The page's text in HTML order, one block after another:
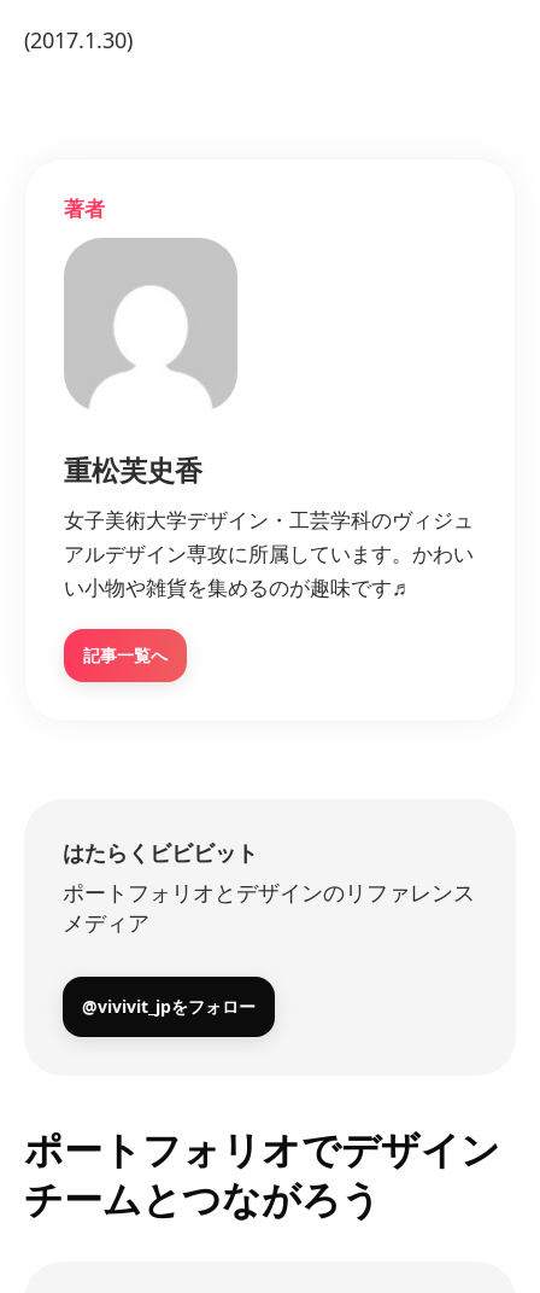
(2017.1.30)
著者
重松芙史香
女子美術大学デザイン・工芸学科のヴィジュ
アルデザイン専攻に所属しています。かわい
い小物や雑貨を集めるのが趣味です♬
記事一覧へ
はたらくビビビット
ポートフォリオとデザインのリファレンス
メディア
@vivivit_jpをフォロー
ポートフォリオでデザイン
チームとつながろう